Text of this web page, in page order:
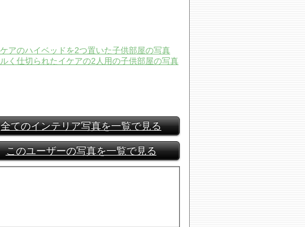
全てのインテリア写真を一覧で見る
このユーザーの写真を一覧で見る